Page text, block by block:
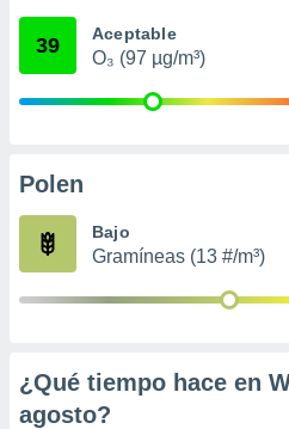
e
publicidad
1199
39 Aceptable
O₃ (97 µg/m³)
Polen
Bajo
Gramíneas (13 #/m³)
¿Qué tiempo hace en
agosto?